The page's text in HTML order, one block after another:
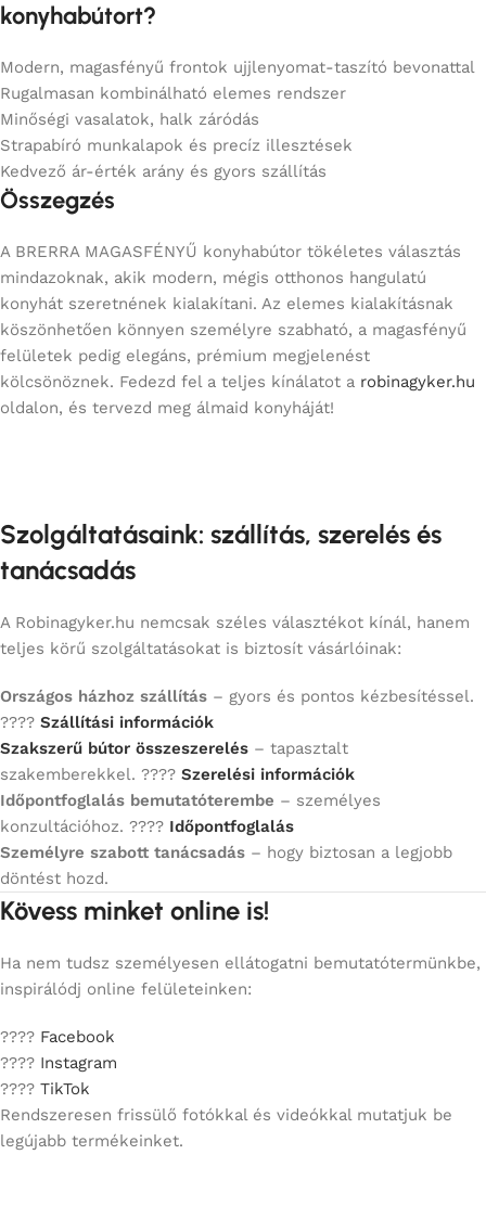
konyhabútort?
Modern, magasfényű frontok ujjlenyomat-taszító bevonattal
Rugalmasan kombinálható elemes rendszer
Minőségi vasalatok, halk záródás
Strapabíró munkalapok és precíz illesztések
Kedvező ár-érték arány és gyors szállítás
Összegzés
A BRERRA MAGASFÉNYŰ konyhabútor tökéletes választás
mindazoknak, akik modern, mégis otthonos hangulatú
konyhát szeretnének kialakítani. Az elemes kialakításnak
köszönhetően könnyen személyre szabható, a magasfényű
felületek pedig elegáns, prémium megjelenést
kölcsönöznek. Fedezd fel a teljes kínálatot a robinagyker.hu
oldalon, és tervezd meg álmaid konyháját!
Szolgáltatásaink: szállítás, szerelés és
tanácsadás
A Robinagyker.hu nemcsak széles választékot kínál, hanem
teljes körű szolgáltatásokat is biztosít vásárlóinak:
Országos házhoz szállítás – gyors és pontos kézbesítéssel.
???? Szállítási információk
Szakszerű bútor összeszerelés – tapasztalt
szakemberekkel. ???? Szerelési információk
Időpontfoglalás bemutatóterembe – személyes
konzultációhoz. ???? Időpontfoglalás
Személyre szabott tanácsadás – hogy biztosan a legjobb
döntést hozd.
Kövess minket online is!
Ha nem tudsz személyesen ellátogatni bemutatótermünkbe,
inspirálódj online felületeinken:
???? Facebook
???? Instagram
???? TikTok
Rendszeresen frissülő fotókkal és videókkal mutatjuk be
legújabb termékeinket.